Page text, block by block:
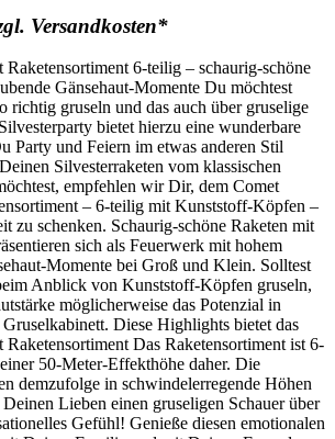
Versandkosten*
Raketensortiment 6-teilig – schaurig-schöne
Gänsehaut-Momente Du möchtest
richtig gruseln und das auch über gruselige
bietet hierzu eine wunderbare
Party und Feiern im etwas anderen Stil
Silvesterraketen vom klassischen
empfehlen wir Dir, dem Comet
– 6-teilig mit Kunststoff-Köpfen –
zu schenken. Schaurig-schöne Raketen mit
sich als Feuerwerk mit hohem
Momente bei Groß und Klein. Solltest
Anblick von Kunststoff-Köpfen gruseln,
möglicherweise das Potenzial in
Diese Highlights bietet das
Das Raketensortiment ist 6-
50-Meter-Effekthöhe daher. Die
demzufolge in schwindelerregende Höhen
Lieben einen gruseligen Schauer über
Gefühl! Genieße diesen emotionalen